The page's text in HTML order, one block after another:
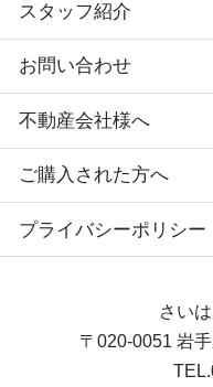
スタッフ紹介
お問い合わせ
不動産会社様へ
ご購入された方へ
プライバシーポリシー
さい
〒020-0051 岩
TEL.